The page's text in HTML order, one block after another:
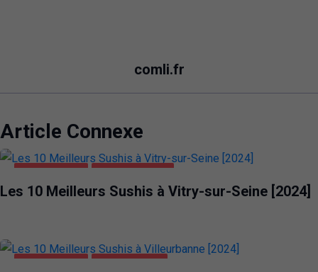
comli.fr
Article Connexe
ALIMENTATION VITRY-SUR-SEINE
Les 10 Meilleurs Sushis à Vitry-sur-Seine [2024]
ALIMENTATION VILLEURBANNE